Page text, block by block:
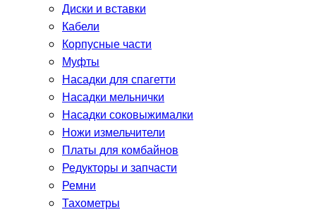
Диски и вставки
Кабели
Корпусные части
Муфты
Насадки для спагетти
Насадки мельнички
Насадки соковыжималки
Ножи измельчители
Платы для комбайнов
Редукторы и запчасти
Ремни
Тахометры